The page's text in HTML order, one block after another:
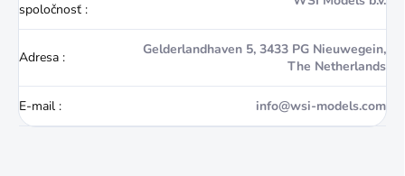
spoločnosť :
Adresa :
Gelderlandhaven 5, 3433 PG Nieuwegein,
The Netherlands
E-mail : info@wsi-models.com